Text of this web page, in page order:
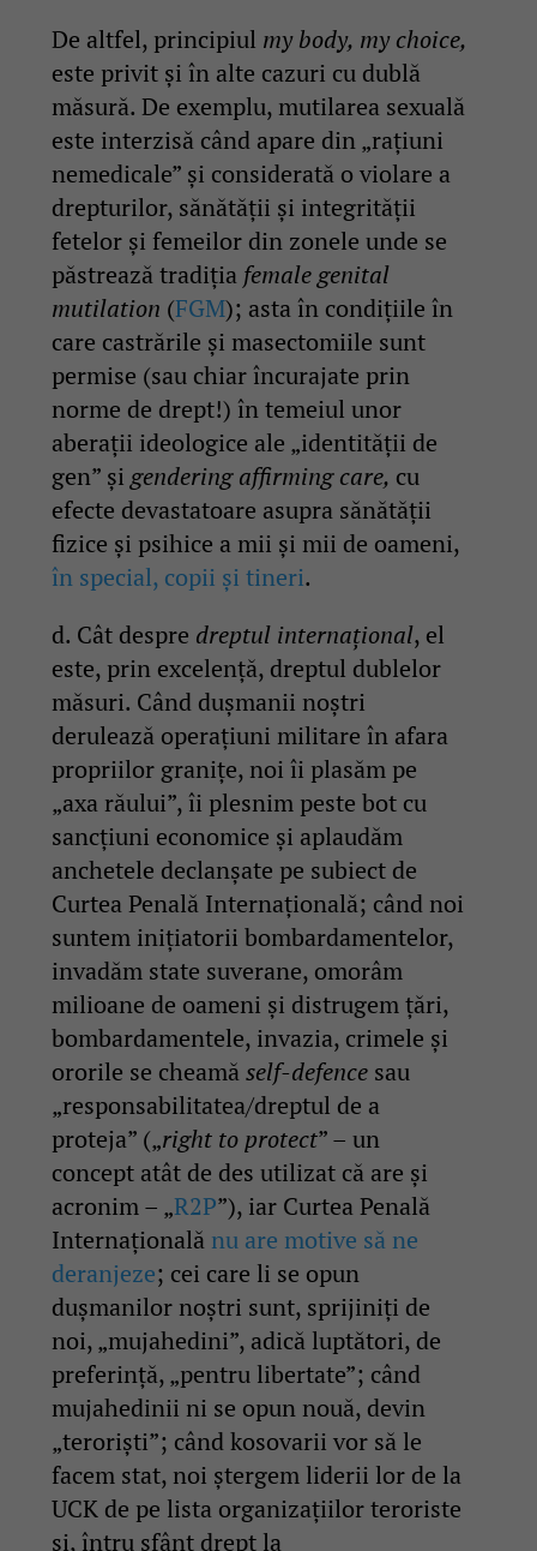
De altfel, principiul my body, my choice,
este privit și în alte cazuri cu dublă
măsură. De exemplu, mutilarea sexuală
este interzisă când apare din „rațiuni
nemedicale” și considerată o violare a
drepturilor, sănătății și integrității
fetelor și femeilor din zonele unde se
păstrează tradiția female genital
mutilation (FGM); asta în condițiile în
care castrările și masectomiile sunt
permise (sau chiar încurajate prin
norme de drept!) în temeiul unor
aberații ideologice ale „identității de
gen” șigendering affirming care, cu
efecte devastatoare asupra sănătății
fizice și psihice a mii și mii de oameni,
în special, copii și tineri.
d. Cât despre dreptul internațional, el
este, prin excelență, dreptul dublelor
măsuri. Când dușmanii noștri
derulează operațiuni militare în afara
propriilor granițe, noi îi plasăm pe
„axa răului”, îi plesnim peste bot cu
sancțiuni economice și aplaudăm
anchetele declanșate pe subiect de
Curtea Penală Internațională; când noi
suntem inițiatorii bombardamentelor,
invadăm state suverane, omorâm
milioane de oameni și distrugem țări,
bombardamentele, invazia, crimele și
ororile se cheamăself-defence sau
„responsabilitatea/dreptul de a
proteja” („right to protect” – un
concept atât de des utilizat că are şi
acronim – „R2P”), iar Curtea Penală
Internațională nu are motive să ne
deranjeze; cei care li se opun
dușmanilor noștri sunt, sprijiniţi de
noi, „mujahedini”, adică luptători, de
preferinţă, „pentru libertate”; când
mujahedinii ni se opun nouă, devin
„terorişti”; când kosovarii vor să le
facem stat, noi ştergem liderii lor de la
UCK de pe lista organizaţiilor teroriste
şi, întru sfânt drept la